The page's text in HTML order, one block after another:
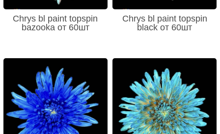
Chrys bl paint topspin
bazooka от 60шт
Chrys bl paint topspin
black от 60шт